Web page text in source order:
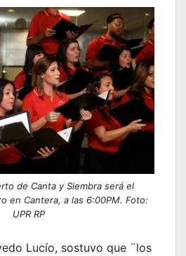
de Canta y Siembra será el
en Cantera, a las 6:00PM. Foto:
UPR RP
Lucío, sostuvo que ¨los